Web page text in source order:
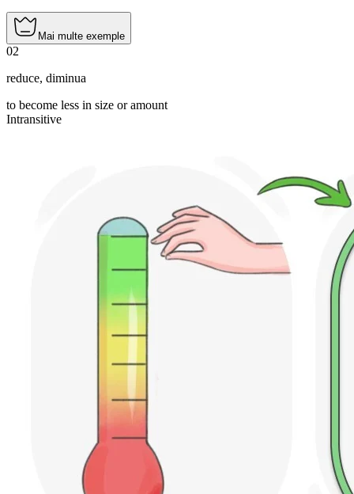
Mai multe exemple
02
reduce, diminua
to become less in size or amount
Intransitive